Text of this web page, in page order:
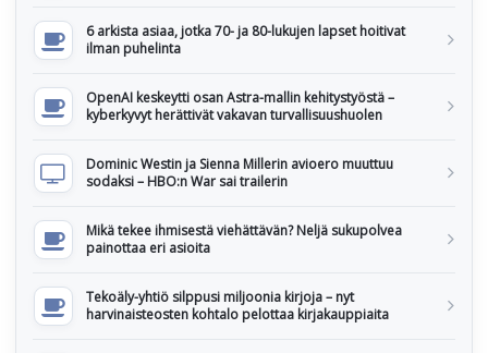
6 arkista asiaa, jotka 70- ja 80-lukujen lapset hoitivat
ilman puhelinta
OpenAI keskeytti osan Astra-mallin kehitystyöstä –
kyberkyvyt herättivät vakavan turvallisuushuolen
Dominic Westin ja Sienna Millerin avioero muuttuu
sodaksi – HBO:n War sai trailerin
Mikä tekee ihmisestä viehättävän? Neljä sukupolvea
painottaa eri asioita
Tekoäly-yhtiö silppusi miljoonia kirjoja – nyt
harvinaisteosten kohtalo pelottaa kirjakauppiaita